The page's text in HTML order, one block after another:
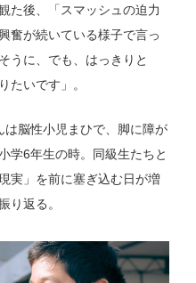
た後、「スマッシュの迫力
奮が続いている様子で言っ
うに、でも、はっきりと
たいです」。
脳性小児まひで、脚に障が
学6年生の時。同級生たちと
実」を前に塞ぎ込む日が増
り返る。